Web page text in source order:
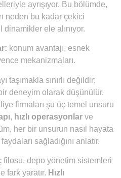
ayrışıyor. Bu bölümde,
neden bu kadar çekici
ele alınıyor.
konum avantajı, esnek
mekanizmaları.
taşımakla sınırlı değildir;
deneyim olarak düşünülür.
firmaları şu üç temel unsuru
, hızlı operasyonlar ve
her bir unsurun nasıl hayata
sağladığını anlatır.
depo yönetim sistemleri
fark yaratır. Hızlı